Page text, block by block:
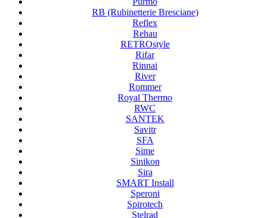
RB (Rubinetterie Bresciane)
Reflex
Rehau
RETROstyle
Rifar
Rinnai
River
Rommer
Royal Thermo
RWC
SANTEK
Savitr
SFA
Sime
Sinikon
Sira
SMART Install
Speroni
Spirotech
Stelrad